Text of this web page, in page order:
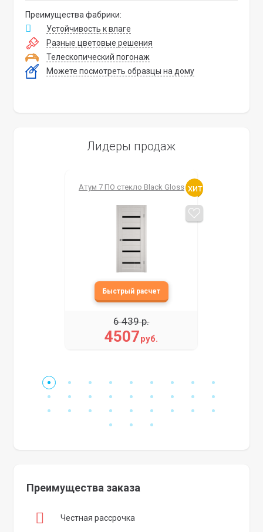
Преимущества фабрики:
Устойчивость к влаге
Разные цветовые решения
Телескопический погонаж
Можете посмотреть образцы на дому
Лидеры продаж
Атум 7 ПО стекло Black Gloss
4507руб.
6 439 р.
Преимущества заказа
Честная рассрочка